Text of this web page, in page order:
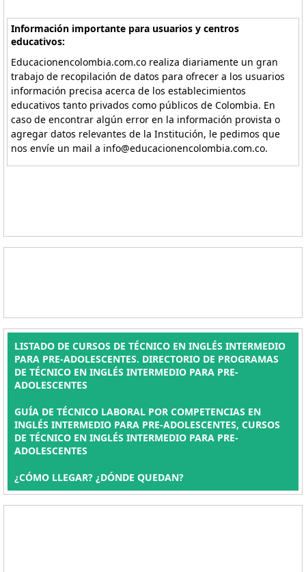
Información importante para usuarios y centros
educativos:
Educacionencolombia.com.co realiza diariamente un gran
trabajo de recopilación de datos para ofrecer a los usuarios
información precisa acerca de los establecimientos
educativos tanto privados como públicos de Colombia. En
caso de encontrar algún error en la información provista o
agregar datos relevantes de la Institución, le pedimos que
nos envíe un mail a info@educacionencolombia.com.co.
LISTADO DE CURSOS DE TÉCNICO EN INGLÉS INTERMEDIO
PARA PRE-ADOLESCENTES. DIRECTORIO DE PROGRAMAS
DE TÉCNICO EN INGLÉS INTERMEDIO PARA PRE-
ADOLESCENTES
GUÍA DE TÉCNICO LABORAL POR COMPETENCIAS EN
INGLÉS INTERMEDIO PARA PRE-ADOLESCENTES, CURSOS
DE TÉCNICO EN INGLÉS INTERMEDIO PARA PRE-
ADOLESCENTES
¿CÓMO LLEGAR? ¿DÓNDE QUEDAN?